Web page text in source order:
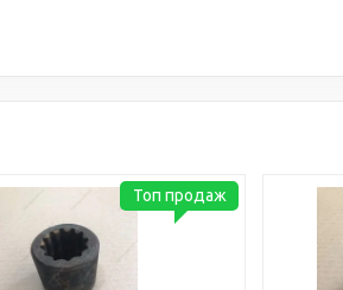
Топ продаж